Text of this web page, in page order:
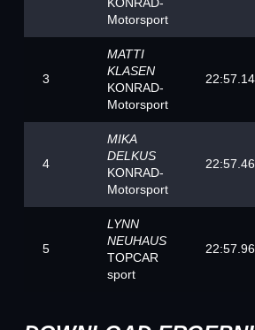
Motorsport
3
MATTI
KLASEN
KONRAD-
Motorsport
4
MIKA
DELKUS
KONRAD-
Motorsport
5
LYNN
NEUHAUS
TOPCAR
sport